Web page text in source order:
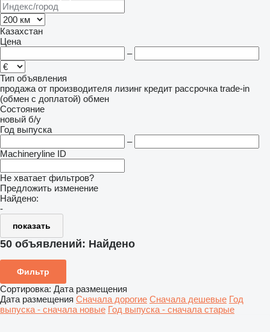
Казахстан
Цена
–
Тип объявления
продажа от производителя лизинг кредит рассрочка trade-in
(обмен с доплатой) обмен
Состояние
новый б/у
Год выпуска
–
Machineryline ID
Не хватает фильтров?
Предложить изменение
Найдено:
-
показать
50 объявлений: Найдено
Фильтр
Сортировка: Дата размещения
Дата размещения Сначала дорогие Сначала дешевые Год
выпуска - сначала новые Год выпуска - сначала старые